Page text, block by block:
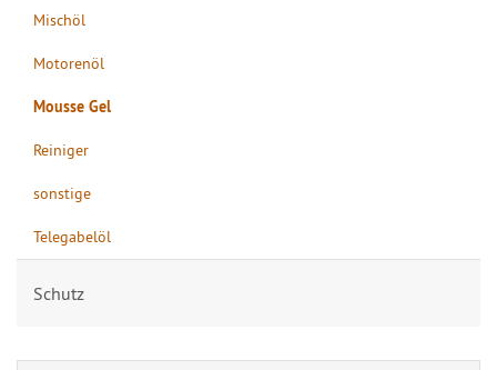
Mischöl
Motorenöl
Mousse Gel
Reiniger
sonstige
Telegabelöl
Schutz